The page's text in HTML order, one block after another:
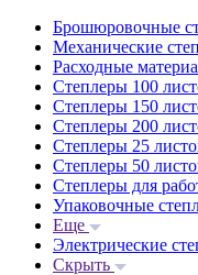
Брошюровочные
Механические
Расходные
Степлеры 100
Степлеры 150
Степлеры 200
Степлеры 25
Степлеры 50
Степлеры для
Упаковочные
Еще
Электрические
Скрыть